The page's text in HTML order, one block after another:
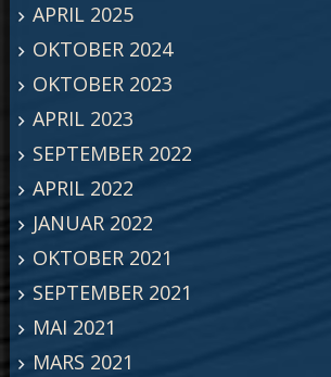
APRIL 2025
OKTOBER 2024
OKTOBER 2023
APRIL 2023
SEPTEMBER 2022
APRIL 2022
JANUAR 2022
OKTOBER 2021
SEPTEMBER 2021
MAI 2021
MARS 2021